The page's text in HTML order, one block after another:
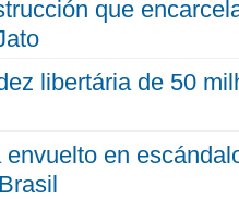
que
libertária de 50
en